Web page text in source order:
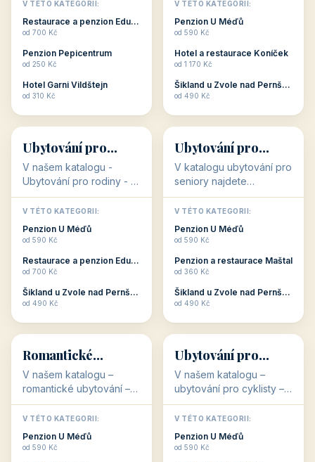
dovolenou přímo
souvisejí. Aktivní
odpočinek jso...
V TÉTO KATEGORII:
Restaurace a penzion Eduard
od 700 Kč
Penzion Pepicentrum
od 250 Kč
Hotel Garni Vildštejn
od 310 Kč
cenově dostupné
ubytování v ČR. Budete
c...
V TÉTO KATEGORII:
Penzion U Méďů
od 590 Kč
Hotel a restaurace Koníček
od 1 170 Kč
Šikland u Zvole nad Pernštejnem
od 490 Kč
👨‍👩‍👧‍👦
👨‍👩‍👧‍👦
34 objektů
Ubytování pro
rodiny
V našem katalogu -
Ubytování pro rodiny -
jsou pro Vás připraveny
objekty, které svojí
polohou či vybaveností,
nabízí klidné ubytování
V TÉTO KATEGORII:
Penzion U Méďů
od 590 Kč
Restaurace a penzion Eduard
od 700 Kč
Šikland u Zvole nad Pernštejnem
od 490 Kč
🧓
🧓
33 objektů
Ubytování pro
seniory
V katalogu ubytování pro
seniory najdete
penziony a hotely, které
jsou přizpůsobeny pro
ubytování klientů vyššího
věku. Některé z nich
V TÉTO KATEGORII:
Penzion U Méďů
od 590 Kč
Penzion a restaurace Maštal
od 360 Kč
Šikland u Zvole nad Pernštejnem
od 490 Kč
💕
💕
Romantické
ubytování
V našem katalogu –
romantické ubytování –
jsou pro Vás připraveny
objekty, které svojí
stavbou, polohou anebo
zaměřením nabízí
V TÉTO KATEGORII:
Penzion U Méďů
od 590 Kč
🚴
🚴
32 objektů
Ubytování pro
cyklisty
V našem katalogu –
ubytování pro cyklisty –
jsou pro Vás připraveny
objekty, které jsou na
milovníky cykloturistiky
připraveny. Většinou mají
V TÉTO KATEGORII:
Penzion U Méďů
od 590 Kč